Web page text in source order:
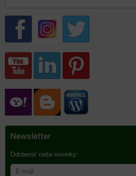
Newsletter
Odoberať naše novinky: